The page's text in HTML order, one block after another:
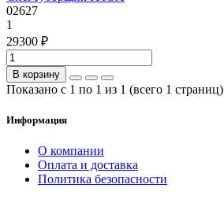
02627
1
29300 ₽
В корзину
Показано с 1 по 1 из 1 (всего 1 страниц)
Информация
О компании
Оплата и доставка
Политика безопасности